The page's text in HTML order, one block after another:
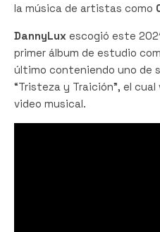
la música de artistas como
DannyLux escogió este
primer álbum de estudio
último conteniendo uno de
“Tristeza y Traición”, el
video musical.